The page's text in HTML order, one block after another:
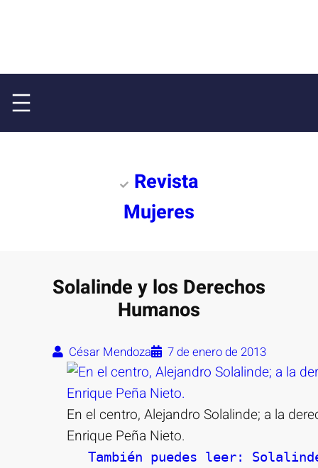
Revista
Mujeres
Solalinde y los Derechos
Humanos
César Mendoza 7 de enero de 2013
En el centro, Alejandro Solalinde; a la
Enrique Peña Nieto.
También puedes leer: